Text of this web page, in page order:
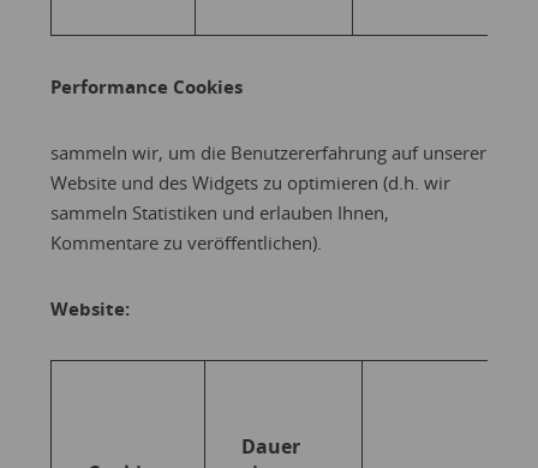
Performance Cookies
sammeln wir, um die Benutzererfahrung auf unserer
Website und des Widgets zu optimieren (d.h. wir
sammeln Statistiken und erlauben Ihnen,
Kommentare zu veröffentlichen).
Website:
Dauer